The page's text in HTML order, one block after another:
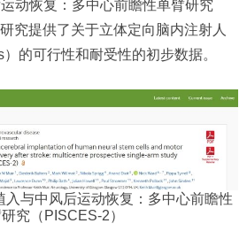
动恢复：多中心前瞻性单臂研究
究提供了关于立体定向脑内注射人
的可行性和耐受性的初步数据。
入与中风后运动恢复：多中心前瞻性
究（PISCES-2）